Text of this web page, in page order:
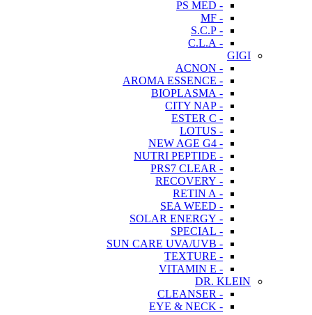
- PS MED
- MF
- S.C.P
- C.L.A
GIGI
- ACNON
- AROMA ESSENCE
- BIOPLASMA
- CITY NAP
- ESTER C
- LOTUS
- NEW AGE G4
- NUTRI PEPTIDE
- PRS7 CLEAR
- RECOVERY
- RETIN A
- SEA WEED
- SOLAR ENERGY
- SPECIAL
- SUN CARE UVA/UVB
- TEXTURE
- VITAMIN E
DR. KLEIN
- CLEANSER
- EYE & NECK